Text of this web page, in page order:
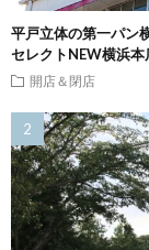
平戸立体の第一パン
セレクトNEW横浜
開店＆閉店